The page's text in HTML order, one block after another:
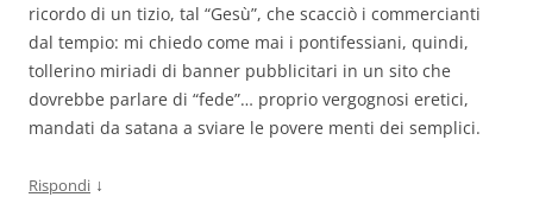
ricordo di un tizio, tal “Gesù”, che scacciò i commercianti
dal tempio: mi chiedo come mai i pontifessiani, quindi,
tollerino miriadi di banner pubblicitari in un sito che
dovrebbe parlare di “fede”… proprio vergognosi eretici,
mandati da satana a sviare le povere menti dei semplici.
Rispondi ↓